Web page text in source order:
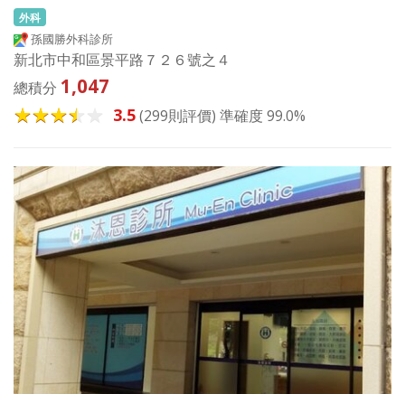
外科
孫國勝外科診所
新北市中和區景平路７２６號之４
總積分 1,047
3.5(299則評價) 準確度 99.0%